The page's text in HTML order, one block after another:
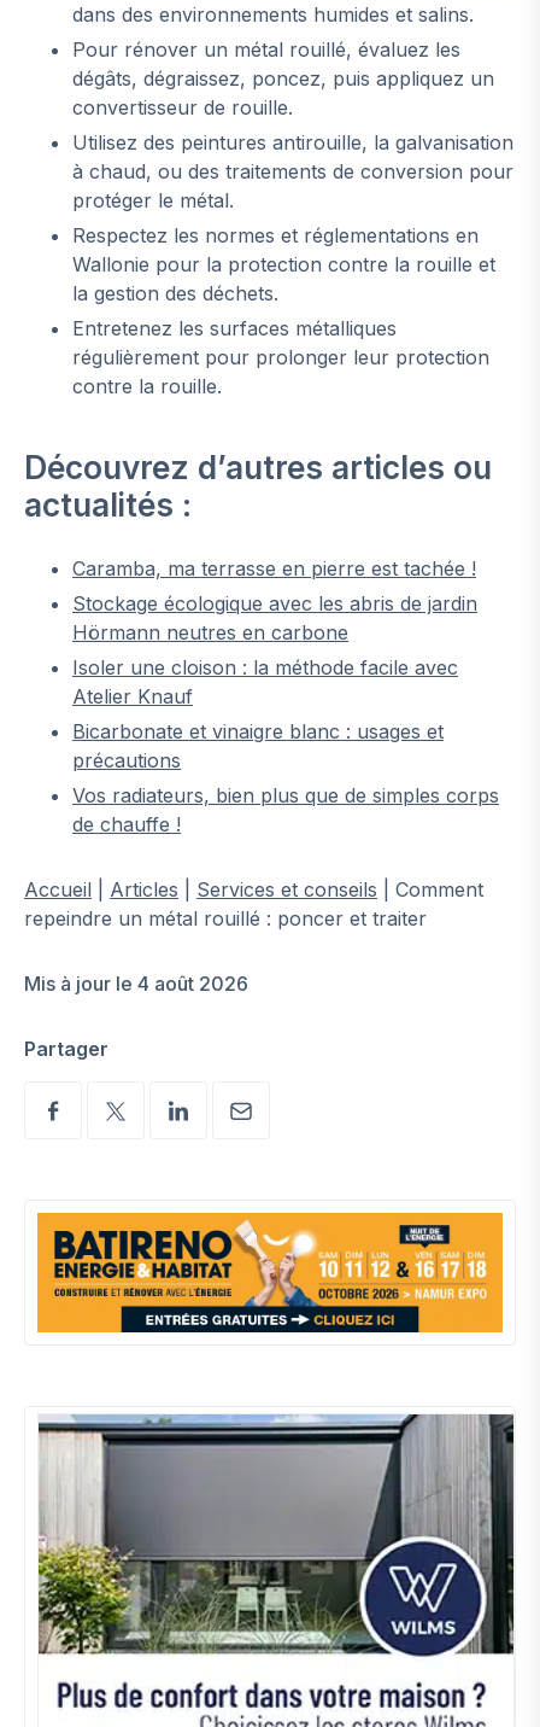
dans des environnements humides et salins.
Pour rénover un métal rouillé, évaluez les
dégâts, dégraissez, poncez, puis appliquez un
convertisseur de rouille.
Utilisez des peintures antirouille, la galvanisation
à chaud, ou des traitements de conversion pour
protéger le métal.
Respectez les normes et réglementations en
Wallonie pour la protection contre la rouille et
la gestion des déchets.
Entretenez les surfaces métalliques
régulièrement pour prolonger leur protection
contre la rouille.
Découvrez d’autres articles ou
actualités :
Caramba, ma terrasse en pierre est tachée !
Stockage écologique avec les abris de jardin
Hörmann neutres en carbone
Isoler une cloison : la méthode facile avec
Atelier Knauf
Bicarbonate et vinaigre blanc : usages et
précautions
Vos radiateurs, bien plus que de simples corps
de chauffe !
Accueil Articles Services et conseils
Comment
repeindre un métal rouillé : poncer et traiter
Mis à jour le 4 août 2026
Partager